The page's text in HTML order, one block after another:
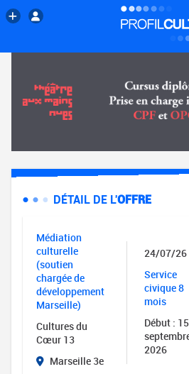
DÉTAIL DE L'OFFRE
Médiation
culturelle
(soutien
chargée de
développement
Marseille)
Cultures du
Cœur 13
Marseille 3e
24/07/26
Service
civique 8
mois
Début : 15
2026